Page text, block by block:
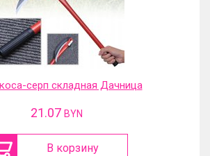
серп складная Дачница
21.07 BYN
В корзину